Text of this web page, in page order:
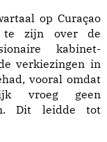
op Curaçao
te zijn over de
kabinet-
verkiezingen in
vooral omdat
vroeg geen
Dit leidde tot